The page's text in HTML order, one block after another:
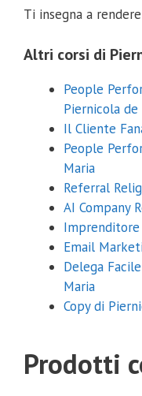
Ti insegna a
Altri corsi di
People
Piernicola de
Il Cliente
People
Maria
Referral
AI Company
Email
Delega
Maria
Copy di
Prodotti